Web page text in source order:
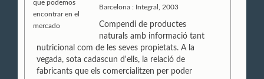
Barcelona : Integral, 2003
Compendi de productes
naturals amb informació tant
nutricional com de les seves propietats. A la
vegada, sota cadascun d'ells, la relació de
fabricants que els comercialitzen per poder